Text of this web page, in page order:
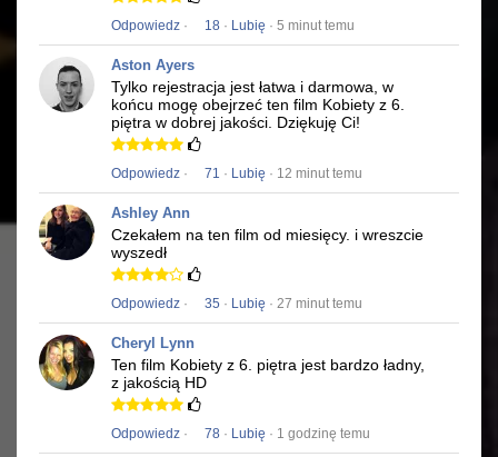
Odpowiedz · 18 · Lubię · 5 minut temu
Aston Ayers
Tylko rejestracja jest łatwa i darmowa, w
końcu mogę obejrzeć ten film Kobiety z 6.
piętra w dobrej jakości. Dziękuję Ci!
Odpowiedz · 71 · Lubię · 12 minut temu
Ashley Ann
Czekałem na ten film od miesięcy. i wreszcie
wyszedł
Odpowiedz · 35 · Lubię · 27 minut temu
Cheryl Lynn
Ten film Kobiety z 6. piętra jest bardzo ładny,
z jakością HD
Odpowiedz · 78 · Lubię · 1 godzinę temu